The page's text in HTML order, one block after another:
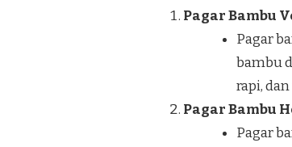
Pagar Bambu
Pagar
bambu
rapi,
Pagar Bambu
Pagar